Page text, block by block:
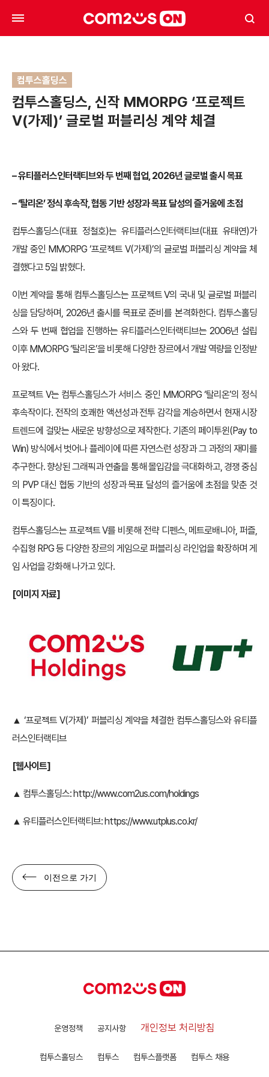
컴투스홀딩스
컴투스홀딩스, 신작 MMORPG ‘프로젝트
V(가제)’ 글로벌 퍼블리싱 계약 체결
–유티플러스인터랙티브와 두 번째 협업, 2026년 글로벌 출시 목표
–‘탈리온’ 정식 후속작, 협동 기반 성장과 목표 달성의 즐거움에 초점
컴투스홀딩스(대표 정철호)는 유티플러스인터랙티브(대표 유태연)가
개발 중인 MMORPG ‘프로젝트 V(가제)’의 글로벌 퍼블리싱 계약을 체
결했다고 5일 밝혔다.
이번 계약을 통해 컴투스홀딩스는 프로젝트 V의 국내 및 글로벌 퍼블리
싱을 담당하며, 2026년 출시를 목표로 준비를 본격화한다. 컴투스홀딩
스와 두 번째 협업을 진행하는 유티플러스인터랙티브는 2006년 설립
이후 MMORPG ‘탈리온’을 비롯해 다양한 장르에서 개발 역량을 인정받
아 왔다.
프로젝트 V는 컴투스홀딩스가 서비스 중인 MMORPG ‘탈리온’의 정식
후속작이다. 전작의 호쾌한 액션성과 전투 감각을 계승하면서 현재 시장
트렌드에 걸맞는 새로운 방향성으로 제작한다. 기존의 페이투윈(Pay to
Win) 방식에서 벗어나 플레이에 따른 자연스런 성장과 그 과정의 재미를
추구한다. 향상된 그래픽과 연출을 통해 몰입감을 극대화하고, 경쟁 중심
의 PVP 대신 협동 기반의 성장과 목표 달성의 즐거움에 초점을 맞춘 것
이 특징이다.
컴투스홀딩스는 프로젝트 V를 비롯해 전략 디펜스, 메트로배니아, 퍼즐,
수집형 RPG 등 다양한 장르의 게임으로 퍼블리싱 라인업을 확장하며 게
임 사업을 강화해 나가고 있다.
[이미지 자료]
▲ ‘프로젝트 V(가제)’ 퍼블리싱 계약을 체결한 컴투스홀딩스와 유티플
러스인터랙티브
[웹사이트]
▲ 컴투스홀딩스:http://www.com2us.com/holdings
▲ 유티플러스인터랙티브:https://www.utplus.co.kr/
이전으로 가기
운영정책 공지사항 개인정보 처리방침
컴투스홀딩스 컴투스 컴투스플랫폼 컴투스 채용